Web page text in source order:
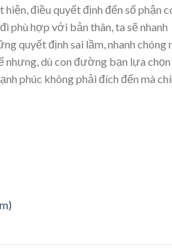
điều quyết định đến số phận
phù hợp với bản thân, ta sẽ nhanh
quyết định sai lầm, nhanh chóng
nhưng, dù con đường bạn lựa
phúc không phải đích đến mà